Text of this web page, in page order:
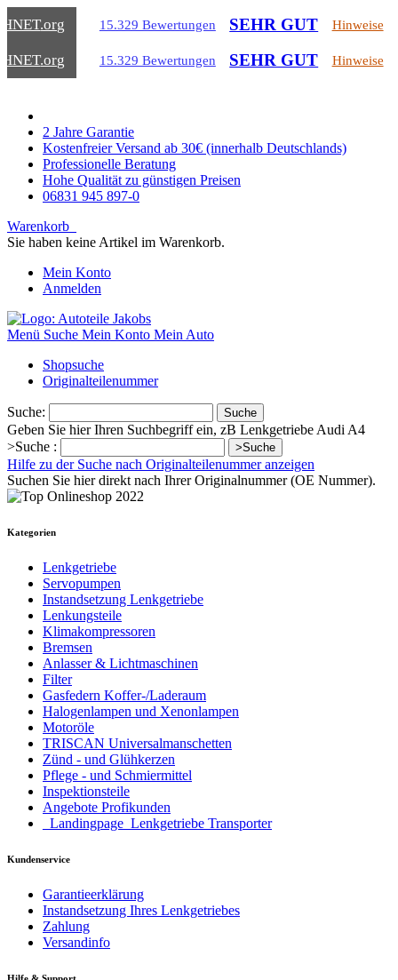
.org 15.329 Bewertungen SEHR GUT Hinweise
.org 15.329 Bewertungen SEHR GUT Hinweise
2 Jahre Garantie
Kostenfreier Versand ab 30€ (innerhalb Deutschlands)
Professionelle Beratung
Hohe Qualität zu günstigen Preisen
06831 945 897-0
Warenkorb
Sie haben keine Artikel im Warenkorb.
Mein Konto
Anmelden
Menü Suche Mein Konto Mein Auto
Shopsuche
Originalteilenummer
Suche: Suche
Geben Sie hier Ihren Suchbegriff ein, zB Lenkgetriebe Audi A4
>Suche :
>Suche
Hilfe zu der Suche nach Originalteilenummer anzeigen
Suchen Sie hier direkt nach Ihrer Originalnummer (OE Nummer).
Kategorien
Lenkgetriebe
Servopumpen
Instandsetzung Lenkgetriebe
Lenkungsteile
Klimakompressoren
Bremsen
Anlasser & Lichtmaschinen
Filter
Gasfedern Koffer-/Laderaum
Halogenlampen und Xenonlampen
Motoröle
TRISCAN Universalmanschetten
Zünd - und Glühkerzen
Pflege - und Schmiermittel
Inspektionsteile
Angebote Profikunden
_Landingpage_Lenkgetriebe Transporter
Kundenservice
Garantieerklärung
Instandsetzung Ihres Lenkgetriebes
Zahlung
Versandinfo